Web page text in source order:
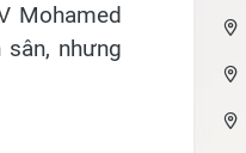
Mohamed
nhưng